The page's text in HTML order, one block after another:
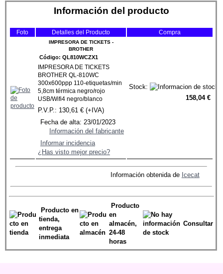
Información del producto
Foto Detalles del Producto Compra
IMPRESORA DE TICKETS -
BROTHER
Código: QL810WCZX1
IMPRESORA DE TICKETS
BROTHER QL-810WC
300x600ppp 110-etiquetas/min
5,8cm térmica negro/rojo
USB/Wifi4 negro/blanco
P.V.P.: 130,61 € (+IVA)
Fecha de alta: 23/01/2023
Información del fabricante
Informar incidencia
¿Has visto mejor precio?
Stock:
158,04 €
Información obtenida de Icecat
Producto en
tienda,
entrega
inmediata
Producto
en
almacén,
24-48
horas
Consultar